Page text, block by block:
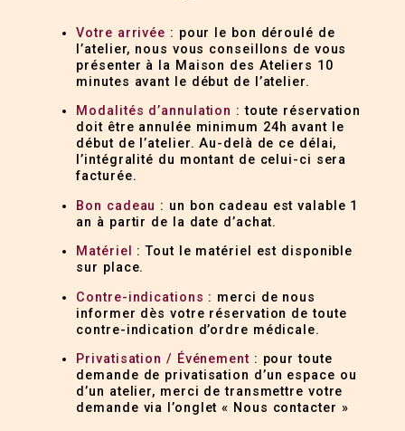
Votre arrivée : pour le bon déroulé de
l’atelier, nous vous conseillons de vous
présenter à la Maison des Ateliers 10
minutes avant le début de l’atelier.
Modalités d’annulation : toute réservation
doit être annulée minimum 24h avant le
début de l’atelier. Au-delà de ce délai,
l’intégralité du montant de celui-ci sera
facturée.
Bon cadeau : un bon cadeau est valable 1
an à partir de la date d’achat.
Matériel
: Tout le matériel est disponible
sur place.
Contre-indications : merci de nous
informer dès votre réservation de toute
contre-indication d’ordre médicale.
Privatisation / Événement : pour toute
demande de privatisation d’un espace ou
d’un atelier, merci de transmettre votre
demande via l’onglet « Nous contacter »